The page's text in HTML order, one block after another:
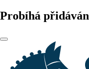
Probíhá